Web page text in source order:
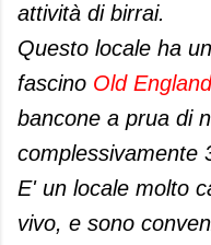
attività di birrai.
Questo locale ha
fascino Old
bancone a prua di
complessivamente
E' un locale molto
vivo, e sono